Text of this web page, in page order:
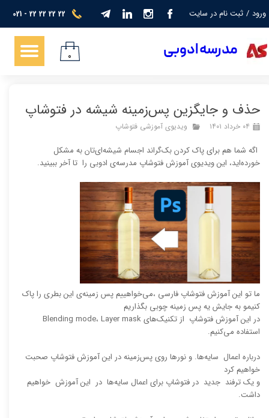
021 - 22 22 22 22 ورود / ثبت نام در سایت
حساب کاربری من
تغییر گذر واژه
خروج از حساب کاربری
​​​مدرسه ادوبی ۰
حذف و جایگزین پس‌زمینه شیشه در فتوشاپ
۰۴ خرداد ۱۴۰۱ ویدیوی آموزشی فتوشاپ
اگه شما هم برای پاک کردن بک‌گراند اجسام شیشه‌ای‌تان به مشکل
خورده‌اید، ‫این ویدیوی آموزش فتوشاپ مدرسه‌ی ادوبی را تا آخر ببینید.
‫ما تو این آموزش فتوشاپ فارسی ،‫می‌خواهییم پس زمینه‌ی این بطری را پاک
کنیمو به جایش یه پس زمینه چوبی بگذاریم
در این آموزش فتوشاپ از تکنیک‌های ‫Blending mode، Layer mask
استفاده می‌کنیم.
درباره اعمال سایه‌ها. و نورها روی پس‌زمینه در این آموزش فتوشاپ صحبت
خواهیم کرد
‫و یک ترفند جدید در فتوشاپ برای اعمال سایه‌ها در این آموزش خواهیم
داشت.